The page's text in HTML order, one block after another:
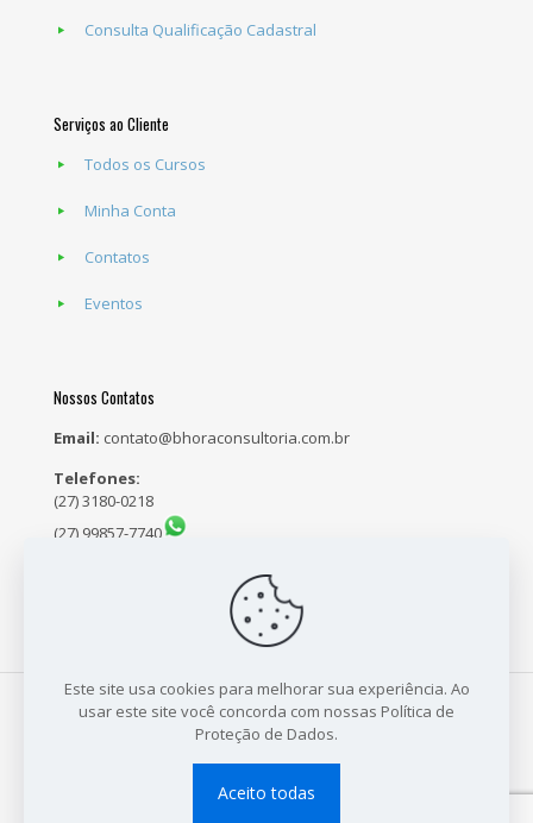
Consulta Qualificação Cadastral
Serviços ao Cliente
Todos os Cursos
Minha Conta
Contatos
Eventos
Nossos Contatos
Email: contato@bhoraconsultoria.com.br
Telefones:
(27) 3180-0218
(27) 99857-7740
© 2021 B Hora Consultoria - CNPJ: 23.704.718/0001-64 - Site
Desenvolvido por:Sales Publicidade
Este site usa cookies para melhorar sua experiência. Ao
usar este site você concorda com nossas Política de
Proteção de Dados.
Aceito todas